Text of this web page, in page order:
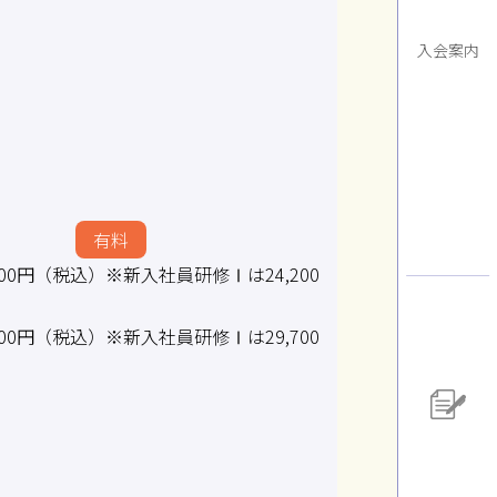
入会案内
有料
円（税込）※新入社員研修Ⅰは24,200
円（税込）※新入社員研修Ⅰは29,700